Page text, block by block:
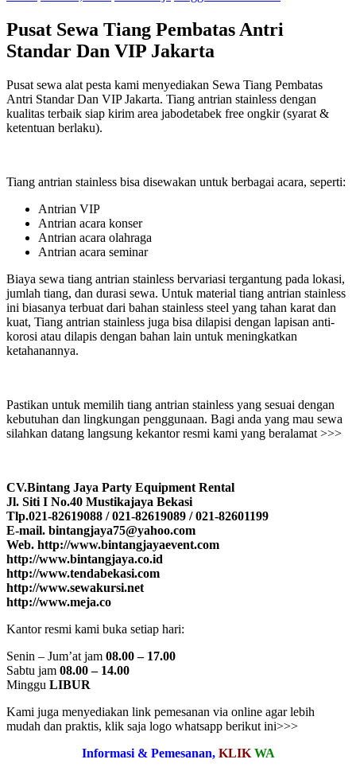
Pusat Sewa Tiang Pembatas Antri
Standar Dan VIP Jakarta
Pusat sewa alat pesta kami menyediakan Sewa Tiang Pembatas
Antri Standar Dan VIP Jakarta. Tiang antrian stainless dengan
kualitas terbaik siap kirim area jabodetabek free ongkir (syarat &
ketentuan berlaku).
Tiang antrian stainless bisa disewakan untuk berbagai acara, seperti:
Antrian VIP
Antrian acara konser
Antrian acara olahraga
Antrian acara seminar
Biaya sewa tiang antrian stainless bervariasi tergantung pada lokasi,
jumlah tiang, dan durasi sewa. Untuk material tiang antrian stainless
ini biasanya terbuat dari bahan stainless steel yang tahan karat dan
kuat, Tiang antrian stainless juga bisa dilapisi dengan lapisan anti-
korosi atau dilapis dengan bahan lain untuk meningkatkan
ketahanannya.
Pastikan untuk memilih tiang antrian stainless yang sesuai dengan
kebutuhan dan lingkungan penggunaan. Bagi anda yang mau sewa
silahkan datang langsung kekantor resmi kami yang beralamat >>>
CV.Bintang Jaya Party Equipment Rental
Jl. Siti I No.40 Mustikajaya Bekasi
Tlp.021-82619088 / 021-82619089 / 021-82601199
E-mail. bintangjaya75@yahoo.com
Web. http://www.bintangjayaevent.com
http://www.bintangjaya.co.id
http://www.tendabekasi.com
http://www.sewakursi.net
http://www.meja.co
Kantor resmi kami buka setiap hari:
Senin – Jum’at jam 08.00 – 17.00
Sabtu jam 08.00 – 14.00
Minggu LIBUR
Kami juga menyediakan link pemesanan via online agar lebih
mudah dan praktis, klik saja logo whatsapp berikut ini>>>
Informasi & Pemesanan, KLIK WA